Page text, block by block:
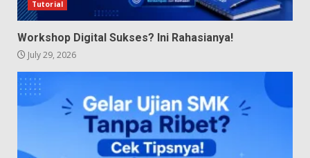
Tutorial
Workshop Digital Sukses? Ini Rahasianya!
July 29, 2026